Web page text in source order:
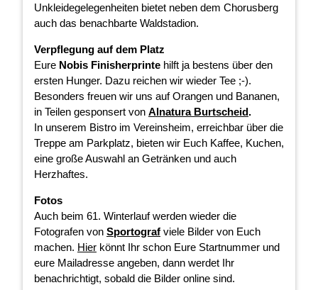
Unkleidegelegenheiten bietet neben dem Chorusberg
auch das benachbarte Waldstadion.
Verpflegung auf dem Platz
Eure Nobis Finisherprinte hilft ja bestens über den
ersten Hunger. Dazu reichen wir wieder Tee ;-).
Besonders freuen wir uns auf Orangen und Bananen,
in Teilen gesponsert von Alnatura Burtscheid.
In unserem Bistro im Vereinsheim, erreichbar über die
Treppe am Parkplatz, bieten wir Euch Kaffee, Kuchen,
eine große Auswahl an Getränken und auch
Herzhaftes.
Fotos
Auch beim 61. Winterlauf werden wieder die
Fotografen von Sportograf viele Bilder von Euch
machen. Hier könnt Ihr schon Eure Startnummer und
eure Mailadresse angeben, dann werdet Ihr
benachrichtigt, sobald die Bilder online sind.